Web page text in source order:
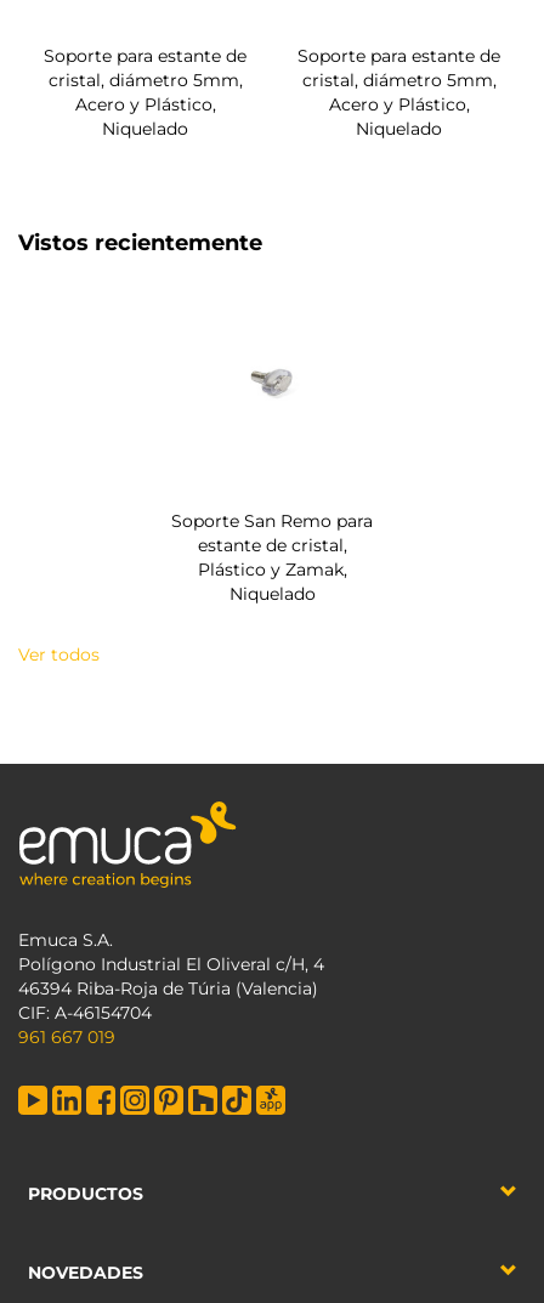
Soporte para estante de
cristal, diámetro 5mm,
Acero y Plástico,
Niquelado
Soporte para estante de
cristal, diámetro 5mm,
Acero y Plástico,
Niquelado
Vistos recientemente
Soporte San Remo para
estante de cristal,
Plástico y Zamak,
Niquelado
Ver todos
Emuca S.A.
Polígono Industrial El Oliveral c/H, 4
46394 Riba-Roja de Túria (Valencia)
CIF: A-46154704
961 667 019
PRODUCTOS
NOVEDADES